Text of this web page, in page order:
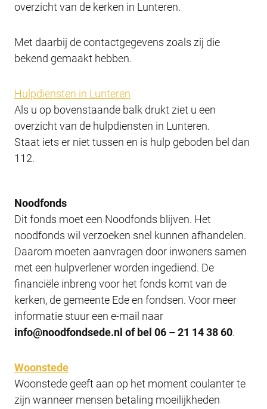
overzicht van de kerken in Lunteren.
Met daarbij de contactgegevens zoals zij die
bekend gemaakt hebben.
Hulpdiensten in Lunteren
Als u op bovenstaande balk drukt ziet u een
overzicht van de hulpdiensten in Lunteren.
Staat iets er niet tussen en is hulp geboden bel dan
112.
Noodfonds
Dit fonds moet een Noodfonds blijven. Het
noodfonds wil verzoeken snel kunnen afhandelen.
Daarom moeten aanvragen door inwoners samen
met een hulpverlener worden ingediend. De
financiële inbreng voor het fonds komt van de
kerken, de gemeente Ede en fondsen. Voor meer
informatie stuur een e-mail naar
info@noodfondsede.nl of bel 06 – 21 14 38 60.
Woonstede
Woonstede geeft aan op het moment coulanter te
zijn wanneer mensen betaling moeilijkheden